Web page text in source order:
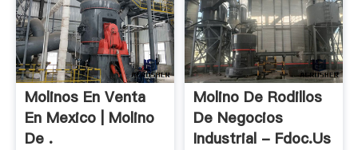
Molinos En Venta
En Mexico | Molino
De .
Molino De Rodillos
De Negocios
Industrial - Fdoc.us